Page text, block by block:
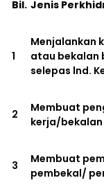
Bil. Jenis
1
Menjalankan
atau bekalan
selepas lnd.
2
Membuat
kerja/
3
Membuat
pembekal/